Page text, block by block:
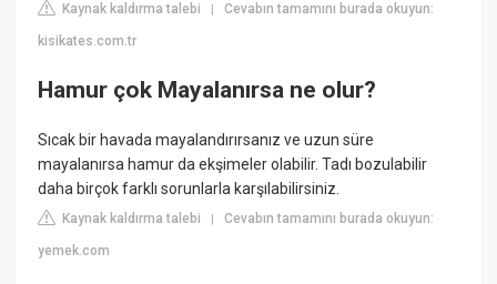
Kaynak kaldırma talebi |Cevabın tamamını burada okuyun:
kisikates.com.tr
Hamur çok Mayalanırsa ne olur?
Sıcak bir havada mayalandırırsanız ve uzun süre
mayalanırsa hamur da ekşimeler olabilir. Tadı bozulabilir
daha birçok farklı sorunlarla karşılabilirsiniz.
Kaynak kaldırma talebi |Cevabın tamamını burada okuyun:
yemek.com